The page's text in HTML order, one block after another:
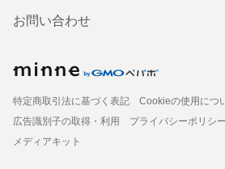
お問い合わせ
特定商取引法に基づく表記
Cookieの使用につ
広告識別子の取得・利用
プライバシーポリシー
メディアキット